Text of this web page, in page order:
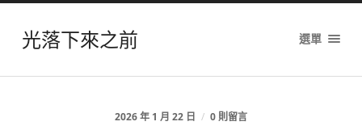
光落下來之前 選單
2026 年 1 月 22 日 / 0 則留言